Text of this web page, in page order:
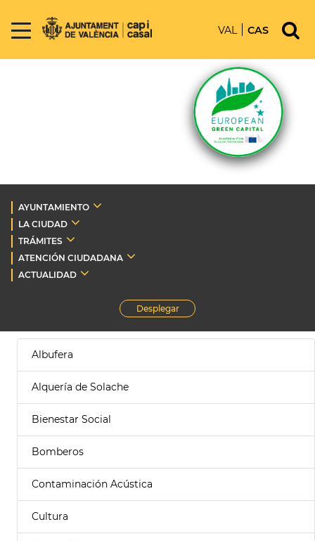
VAL CAS
AYUNTAMIENTO
LA CIUDAD
TRÁMITES
ATENCIÓN CIUDADANA
ACTUALIDAD
Desplegar
Albufera
Alquería de Solache
Bienestar Social
Bomberos
Contaminación Acústica
Cultura